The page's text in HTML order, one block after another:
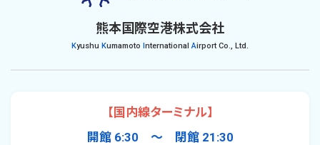
熊本国際空港株式会社
Kyushu Kumamoto InternationalAirport Co., Ltd.
【国内線ターミナル】
開館 6:30 〜 閉館 21:30